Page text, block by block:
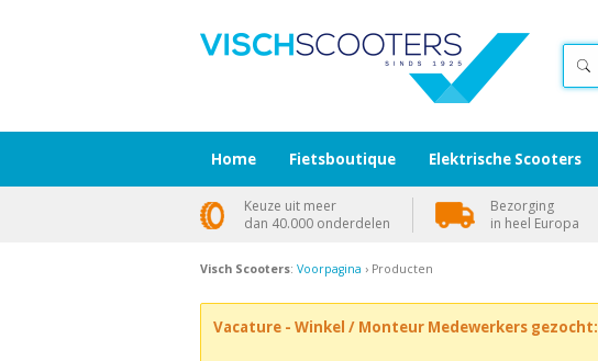
Visch Scooters: Voorpagina › Producten
Vacature - Winkel / Monteur Medewerkers gezocht:
Home Fietsboutique Elektrische Scooters
Keuze uit meer
dan 40.000 onderdelen
Bezorging
in heel Europa